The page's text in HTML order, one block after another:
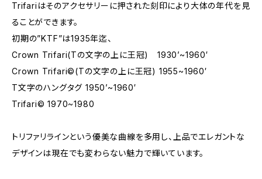
Trifariはそのアクセサリーに押された刻印により大体の年代を見
ることができます。
初期の”KTF”は1935年迄、
Crown Trifari(Tの文字の上に王冠) 1930’~1960′
Crown Trifari©(Tの文字の上に王冠) 1955~1960′
T文字のハングタグ 1950’~1960′
Trifari© 1970~1980
トリファリラインという優美な曲線を多用し、上品でエレガントな
デザインは現在でも変わらない魅力で輝いています。